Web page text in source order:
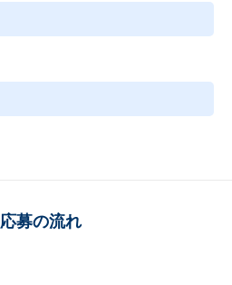
応募の流れ